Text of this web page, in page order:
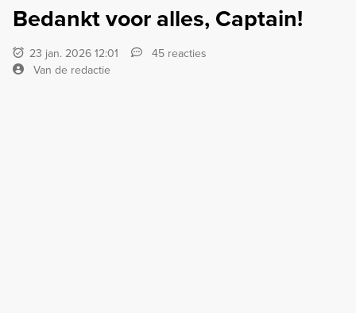
Bedankt voor alles, Captain!
23 jan. 2026 12:01
45 reacties
Van de redactie